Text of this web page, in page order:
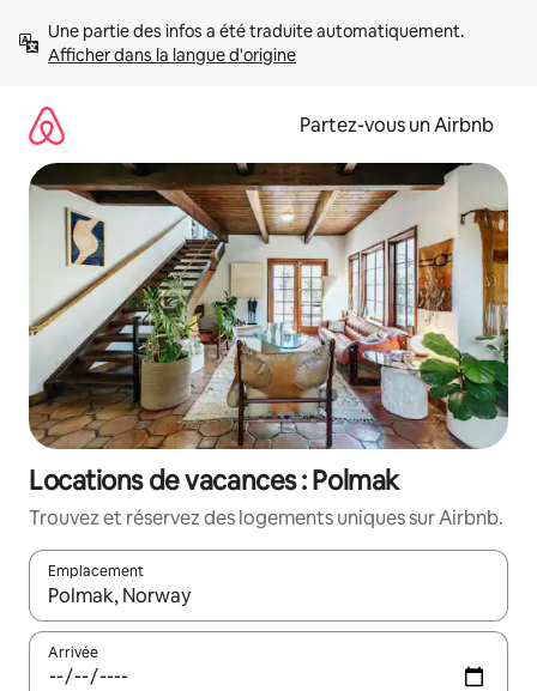
directement
Afficher dans la langue d'origine
Partez-vous un Airbnb
Locations de vacances : Polmak
Trouvez et réservez des logements uniques sur Airbnb.
Emplacement
Quand les résultats sont affichés, parcourez-les en utilisant
Arrivée